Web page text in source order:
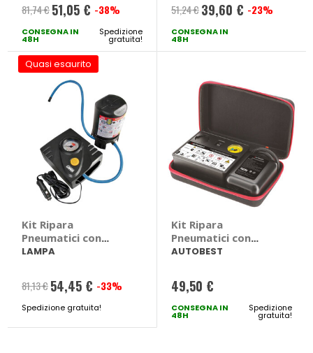
81,74 € Prezzo
speciale
51,05 € -38%
CONSEGNA IN
48H
Spedizione
gratuita!
51,24 € Prezzo
speciale
39,60 € -23%
CONSEGNA IN
48H
Quasi esaurito
Kit Ripara
Pneumatici con
Compressore
LAMPA
LAMPA
81,13 € Prezzo
speciale
54,45 € -33%
Spedizione gratuita!
Kit Ripara
Pneumatici con
Compressore -
AUTOBEST
49,50 €
CONSEGNA IN
48H
Spedizione
gratuita!